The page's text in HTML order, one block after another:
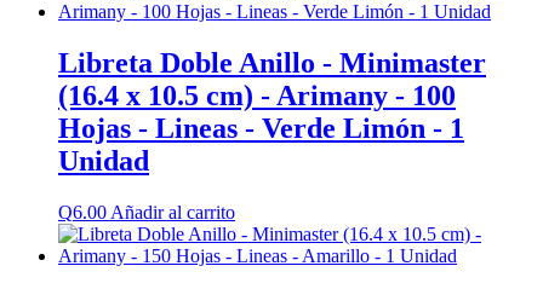
Libreta Doble Anillo - Minimaster
(16.4 x 10.5 cm) - Arimany - 100
Hojas - Lineas - Verde Limón - 1
Unidad
Q6.00 Añadir al carrito